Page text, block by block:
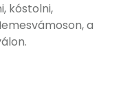
kóstolni,
a